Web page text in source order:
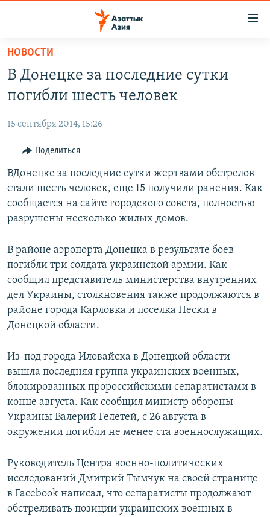
Вернуться
основному
содержанию
навигации
Вернутся
поиску
КАЗАХСТАН
УЗБЕКИСТАН
ТАДЖИКИСТАН
НОВОСТИ
НА ДРУГИХ ЯЗЫКАХ
ҚАЗАҚША
КЫРГЫЗЧА
ТОҶИКӢ
Все сайты РСЕ/РС
НОВОСТИ
В Донецке за последние сутки
погибли шесть человек
15 сентября 2014, 15:26
Поделиться
ВДонецке за последние сутки жертвами обстрелов
стали шесть человек, еще 15 получили ранения. Как
сообщается на сайте городского совета, полностью
разрушены несколько жилых домов.
В районе аэропорта Донецка в результате боев
погибли три солдата украинской армии. Как
сообщил представитель министерства внутренних
дел Украины, столкновения также продолжаются в
районе города Карловка и поселка Пески в
Донецкой области.
Из-под города Иловайска в Донецкой области
вышла последняя группа украинских военных,
блокированных пророссийскими сепаратистами в
конце августа. Как сообщил министр обороны
Украины Валерий Гелетей, с 26 августа в
окружении погибли не менее ста военнослужащих.
Руководитель Центра военно-политических
исследований Дмитрий Тымчук на своей странице
в Facebook написал, что сепаратисты продолжают
обстреливать позиции украинских военных в